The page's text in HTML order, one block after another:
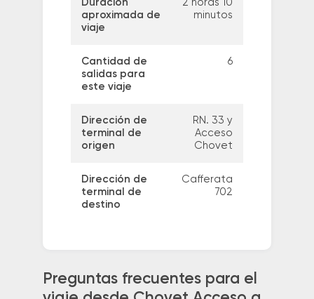
Duración
aproximada de
viaje
2 horas 10
minutos
Cantidad de
salidas para
este viaje
6
Dirección de
terminal de
origen
RN. 33 y
Acceso
Chovet
Dirección de
terminal de
destino
Cafferata
702
Preguntas frecuentes para el